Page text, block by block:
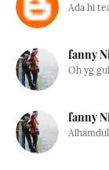
Ada hi
fanny
Oh yg
fanny